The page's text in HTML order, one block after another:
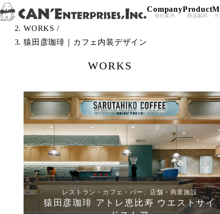
Skip to content
Company
会社案内
Product
商品案内 マ
TOP /
WORKS /
猿田彦珈琲｜カフェ内装デザイン
WORKS
レストラン・カフェ・バー、店舗・商業施設
猿田彦珈琲 アトレ恵比寿 ウエストサイ